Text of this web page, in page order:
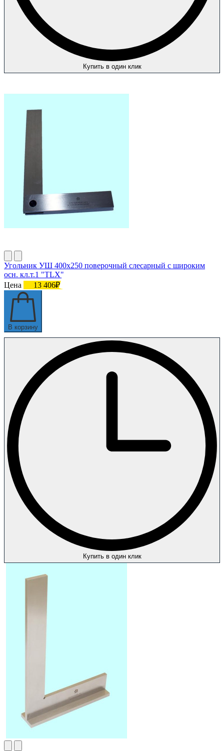
Купить в один клик
Угольник УШ 400х250 поверочный слесарный с широким
осн. кл.т.1 "TLX"
Цена
13 406₽
В корзину
Купить в один клик